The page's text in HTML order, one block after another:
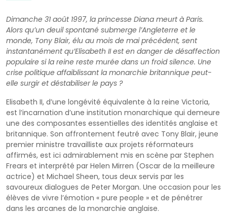
Dimanche 31 août 1997, la princesse Diana meurt à Paris.
Alors qu’un deuil spontané submerge l’Angleterre et le
monde, Tony Blair, élu au mois de mai précédent, sent
instantanément qu’Elisabeth II est en danger de désaffection
populaire si la reine reste murée dans un froid silence. Une
crise politique affaiblissant la monarchie britannique peut-
elle surgir et déstabiliser le pays ?
Elisabeth II, d’une longévité équivalente à la reine Victoria,
est l’incarnation d’une institution monarchique qui demeure
une des composantes essentielles des identités anglaise et
britannique. Son affrontement feutré avec Tony Blair, jeune
premier ministre travailliste aux projets réformateurs
affirmés, est ici admirablement mis en scène par Stephen
Frears et interprété par Helen Mirren (Oscar de la meilleure
actrice) et Michael Sheen, tous deux servis par les
savoureux dialogues de Peter Morgan. Une occasion pour les
élèves de vivre l’émotion « pure people » et de pénétrer
dans les arcanes de la monarchie anglaise.